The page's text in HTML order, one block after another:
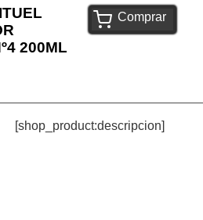
200ML
Comprar
[shop_product:descripcion]